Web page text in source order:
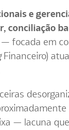
e
conciliação
focada em
Financeiro)
— lacuna